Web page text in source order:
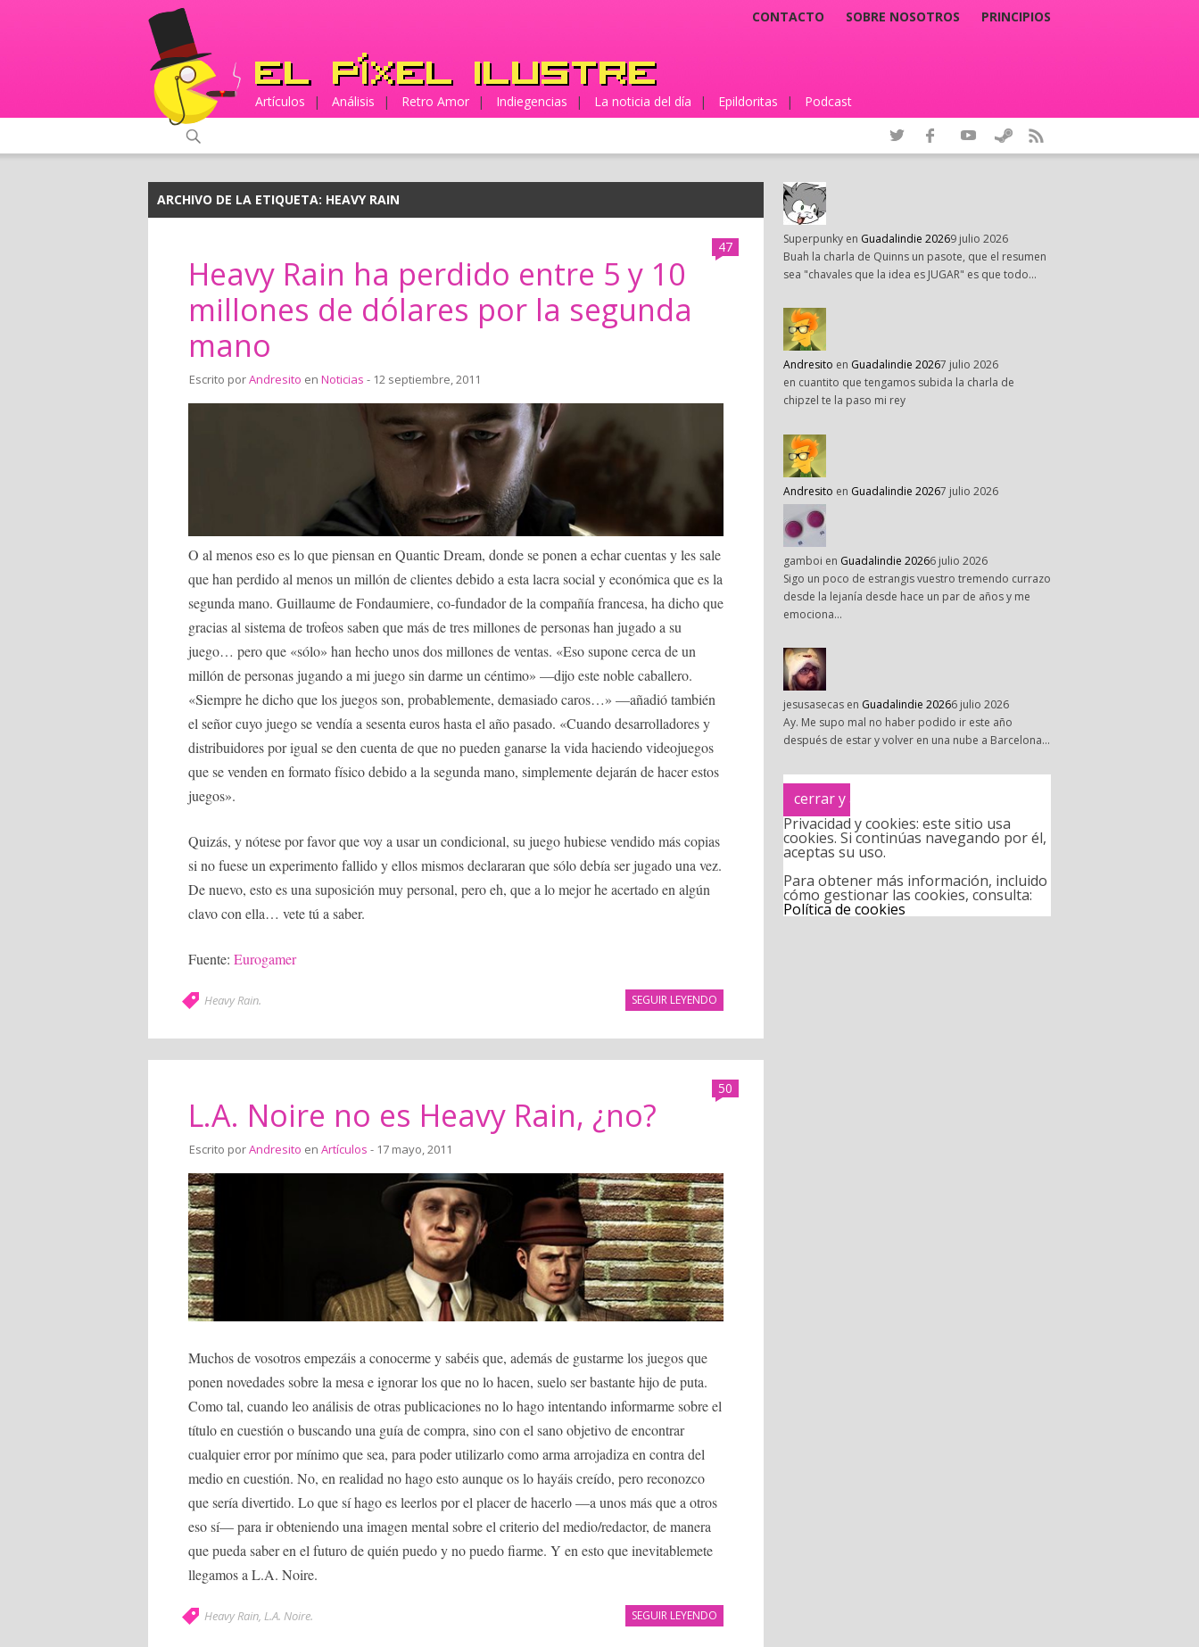
CONTACTO SOBRE NOSOTROS PRINCIPIOS
Artículos | Análisis | Retro Amor | Indiegencias | La noticia del día | Epildoritas | Podcast
ARCHIVO DE LA ETIQUETA: HEAVY RAIN
47
Heavy Rain ha perdido entre 5 y 10
millones de dólares por la segunda
mano
Escrito porAndresito en Noticias - 12 septiembre, 2011
O al menos eso es lo que piensan en Quantic Dream, donde se ponen a echar cuentas y les sale
que han perdido al menos un millón de clientes debido a esta lacra social y económica que es la
segunda mano. Guillaume de Fondaumiere, co-fundador de la compañía francesa, ha dicho que
gracias al sistema de trofeos saben que más de tres millones de personas han jugado a su
juego… pero que «sólo» han hecho unos dos millones de ventas. «Eso supone cerca de un
millón de personas jugando a mi juego sin darme un céntimo» —dijo este noble caballero.
«Siempre he dicho que los juegos son, probablemente, demasiado caros…» —añadió también
el señor cuyo juego se vendía a sesenta euros hasta el año pasado. «Cuando desarrolladores y
distribuidores por igual se den cuenta de que no pueden ganarse la vida haciendo videojuegos
que se venden en formato físico debido a la segunda mano, simplemente dejarán de hacer estos
juegos».
Quizás, y nótese por favor que voy a usar un condicional, su juego hubiese vendido más copias
si no fuese un experimento fallido y ellos mismos declararan que sólo debía ser jugado una vez.
De nuevo, esto es una suposición muy personal, pero eh, que a lo mejor he acertado en algún
clavo con ella… vete tú a saber.
Fuente: Eurogamer
SEGUIR LEYENDO
Heavy Rain.
50
L.A. Noire no es Heavy Rain, ¿no?
Escrito porAndresito en Artículos - 17 mayo, 2011
Muchos de vosotros empezáis a conocerme y sabéis que, además de gustarme los juegos que
ponen novedades sobre la mesa e ignorar los que no lo hacen, suelo ser bastante hijo de puta.
Como tal, cuando leo análisis de otras publicaciones no lo hago intentando informarme sobre el
título en cuestión o buscando una guía de compra, sino con el sano objetivo de encontrar
cualquier error por mínimo que sea, para poder utilizarlo como arma arrojadiza en contra del
medio en cuestión. No, en realidad no hago esto aunque os lo hayáis creído, pero reconozco
que sería divertido. Lo que sí hago es leerlos por el placer de hacerlo —a unos más que a otros
eso sí— para ir obteniendo una imagen mental sobre el criterio del medio/redactor, de manera
que pueda saber en el futuro de quién puedo y no puedo fiarme. Y en esto que inevitablemete
llegamos a L.A. Noire.
SEGUIR LEYENDO
Heavy Rain, L.A. Noire.
Superpunky en Guadalindie 20269 julio 2026
Buah la charla de Quinns un pasote, que el resumen
sea "chavales que la idea es JUGAR" es que todo…
Andresito en Guadalindie 20267 julio 2026
en cuantito que tengamos subida la charla de
chipzel te la paso mi rey
Andresito en Guadalindie 20267 julio 2026
gamboi en Guadalindie 20266 julio 2026
Sigo un poco de estrangis vuestro tremendo currazo
desde la lejanía desde hace un par de años y me
emociona…
jesusasecas en Guadalindie 20266 julio 2026
Ay. Me supo mal no haber podido ir este año
después de estar y volver en una nube a Barcelona…
Privacidad y cookies: este sitio usa
cookies. Si continúas navegando por él,
aceptas su uso.
Para obtener más información, incluido
cómo gestionar las cookies, consulta:
Política de cookies